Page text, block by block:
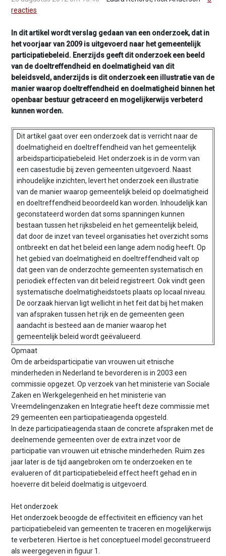
v
g
a
t
i
o
n
J
u
p
reacties
In dit artikel wordt verslag gedaan van een onderzoek, dat in
het voorjaar van 2009 is uitgevoerd naar het gemeentelijk
participatiebeleid. Enerzijds geeft dit onderzoek een beeld
van de doeltreffendheid en doelmatigheid van dit
beleidsveld, anderzijds is dit onderzoek een illustratie van de
manier waarop doeltreffendheid en doelmatigheid binnen het
openbaar bestuur getraceerd en mogelijkerwijs verbeterd
kunnen worden.
Dit artikel gaat over een onderzoek dat is verricht naar de
doelmatigheid en doeltreffendheid van het gemeentelijk
arbeidsparticipatiebeleid. Het onderzoek is in de vorm van
een casestudie bij zeven gemeenten uitgevoerd. Naast
inhoudelijke inzichten, levert het onderzoek een illustratie
van de manier waarop gemeentelijk beleid op doelmatigheid
en doeltreffendheid beoordeeld kan worden. Inhoudelijk kan
geconstateerd worden dat soms spanningen kunnen
bestaan tussen het rijksbeleid en het gemeentelijk beleid,
dat door de inzet van teveel organisaties het overzicht soms
ontbreekt en dat het beleid een lange adem nodig heeft. Op
het gebied van doelmatigheid en doeltreffendheid valt op
dat geen van de onderzochte gemeenten systematisch en
periodiek effecten van dit beleid registreert. Ook vindt geen
systematische doelmatigheidstoets plaats op locaal niveau.
De oorzaak hiervan ligt wellicht in het feit dat bij het maken
van afspraken tussen het rijk en de gemeenten geen
aandacht is besteed aan de manier waarop het
gemeentelijk beleid wordt geëvalueerd.
Opmaat
Om de arbeidsparticipatie van vrouwen uit etnische
minderheden in Nederland te bevorderen is in 2003 een
commissie opgezet. Op verzoek van het ministerie van Sociale
Zaken en Werkgelegenheid en het ministerie van
Vreemdelingenzaken en Integratie heeft deze commissie met
29 gemeenten een participatieagenda opgesteld.
In deze participatieagenda staan de concrete afspraken met de
deelnemende gemeenten over de extra inzet voor de
participatie van vrouwen uit etnische minderheden. Ruim zes
jaar later is de tijd aangebroken om te onderzoeken en te
evalueren of dit participatiebeleid effect heeft gehad en in
hoeverre dit beleid doelmatig is uitgevoerd.
Het onderzoek
Het onderzoek beoogde de effectiviteit en efficiency van het
participatiebeleid van gemeenten te traceren en mogelijkerwijs
te verbeteren. Hiertoe is het conceptueel model geconstrueerd
als weergegeven in figuur 1.